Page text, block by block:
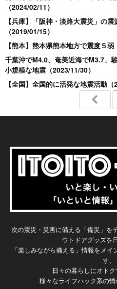
（2024/02/11）
【兵庫】「阪神・淡路大震災」の
（2019/01/15）
【熊本】熊本県熊本地方で震度５
千葉沖でM4.0、奄美近海でM3.7、
小規模な地震（2023/11/30）
【全国】全国的に活発な地震活動（
次の震災・災害に備える「備災」を
ウトドアグッズを
「楽しみながら備える」情報をメ
す。
日々の暮らしにオト
様々なライフハック系の情